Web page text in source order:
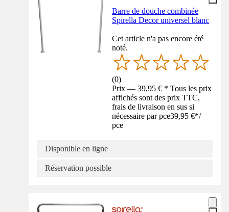
Barre de douche combinée
Spirella Decor universel blanc
Cet article n'a pas encore été
noté.
(0)
Prix — 39,95 € * Tous les prix
affichés sont des prix TTC,
frais de livraison en sus si
nécessaire par pce39,95 €*/
pce
Disponible en ligne
Réservation possible